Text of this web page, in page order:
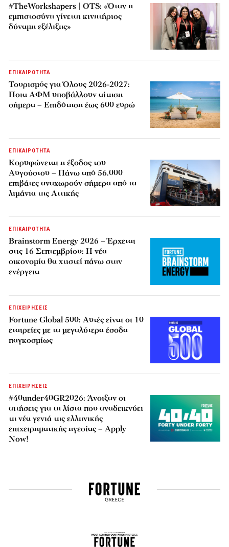
#TheWorkshapers | OTS: «Όταν η
εμπιστοσύνη γίνεται κινητήριος
δύναμη εξέλιξης»
ΕΠΙΚΑΙΡΟΤΗΤΑ
Τουρισμός για Όλους 2026-2027:
Ποια ΑΦΜ υποβάλλουν αίτηση
σήμερα – Επιδότηση έως 600 ευρώ
ΕΠΙΚΑΙΡΟΤΗΤΑ
Κορυφώνεται η έξοδος του
Αυγούστου – Πάνω από 56.000
επιβάτες αναχωρούν σήμερα από τα
λιμάνια της Αττικής
ΕΠΙΚΑΙΡΟΤΗΤΑ
Brainstorm Energy 2026 – Έρχεται
στις 16 Σεπτεμβρίου: Η νέα
οικονομία θα χτιστεί πάνω στην
ενέργεια
ΕΠΙΧΕΙΡΗΣΕΙΣ
Fortune Global 500: Αυτές είναι οι 10
εταιρείες με τα μεγαλύτερα έσοδα
παγκοσμίως
ΕΠΙΧΕΙΡΗΣΕΙΣ
#40under40GR2026: Άνοιξαν οι
αιτήσεις για τη λίστα που αναδεικνύει
τη νέα γενιά της ελληνικής
επιχειρηματικής ηγεσίας – Apply
Now!